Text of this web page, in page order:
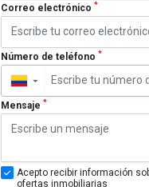
Correo electrónico *
Número de teléfono *
▼
Mensaje *
Acepto recibir información
ofertas inmobiliarias